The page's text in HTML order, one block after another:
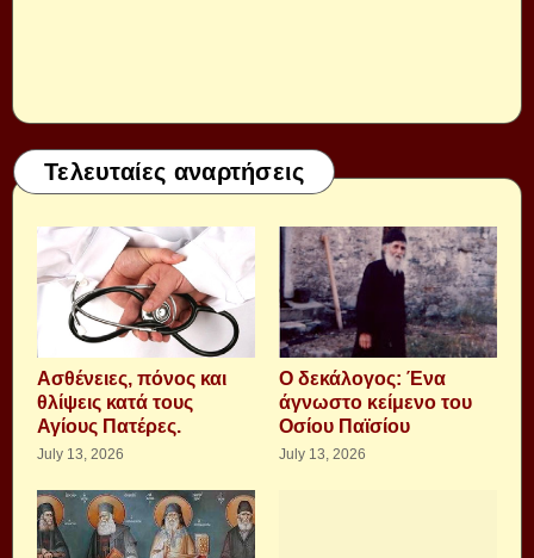
Τελευταίες αναρτήσεις
Aσθένειες, πόνος και
θλίψεις κατά τους
Αγίους Πατέρες.
July 13, 2026
Ο δεκάλογος: Ένα
άγνωστο κείμενο του
Οσίου Παϊσίου
July 13, 2026